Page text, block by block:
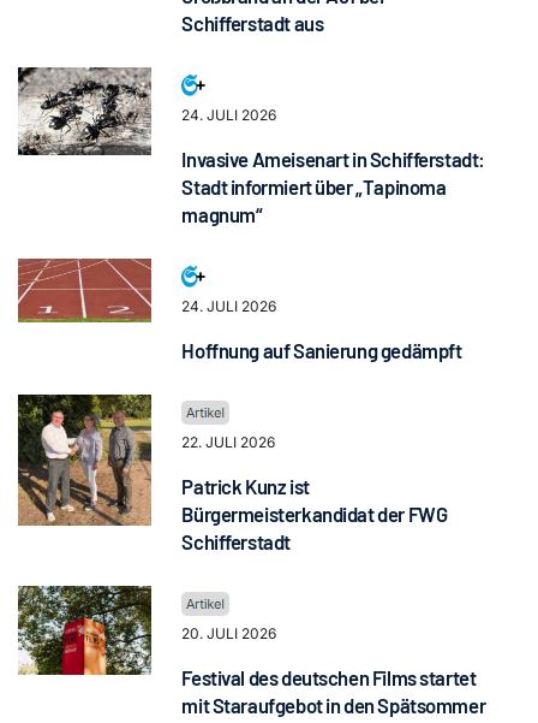
Schifferstadt aus
24. JULI 2026
Invasive Ameisenart in Schifferstadt:
Stadt informiert über „Tapinoma
magnum“
24. JULI 2026
Hoffnung auf Sanierung gedämpft
22. JULI 2026
Patrick Kunz ist
Bürgermeisterkandidat der FWG
Schifferstadt
20. JULI 2026
Festival des deutschen Films startet
mit Staraufgebot in den Spätsommer